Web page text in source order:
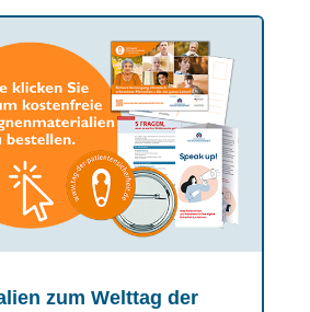
zum Welttag der